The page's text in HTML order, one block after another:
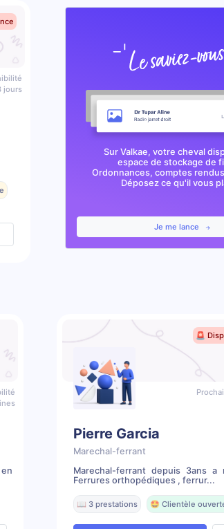
jours
Sur Valkae, votre cheval
espace de stockage de
Ordonnances, comptes
Déposez ce qu'il vous
Je me lance
🚨
Pierre Garcia
Marechal-ferrant
Marechal-ferrant depuis 3ans a
Ferrures orthopédiques , ferrur...
📖 3 prestations 🤩 Clientèle